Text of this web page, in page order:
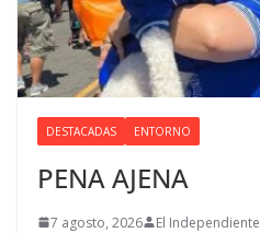
DESTACADAS ENTORNO
PENA AJENA
7 agosto, 2026 El Independiente